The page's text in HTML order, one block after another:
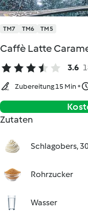
TM7 TM6 TM5
Caffè Latte
3.6
Zubereitung 15 Min
Zutaten
Schlagobers,
Rohrzucker
Wasser